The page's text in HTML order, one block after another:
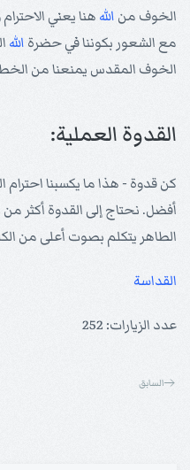
الخوف من الله هنا يعني
مع الشعور بكوننا في حضرة الله
الخوف المقدس يمنعنا من
القدوة العملية:
كن قدوة - هذا ما يكسبنا
أفضل. نحتاج إلى القدوة أكثر من
الطاهر يتكلم بصوت أعلى من
القداسة
عدد الزيارات: 252
السابق